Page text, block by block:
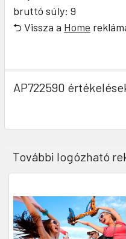
bruttó súly: 9
⮌ Vissza a Home
AP722590
További logózható